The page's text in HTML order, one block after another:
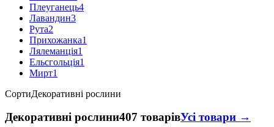
Плеуганець4
Лавандин3
Рута2
Прихожанка1
Лялеманція1
Ельсгольція1
Мирт1
СортиДекоративні рослини
Декоративні рослини407 товарівУсі товари →